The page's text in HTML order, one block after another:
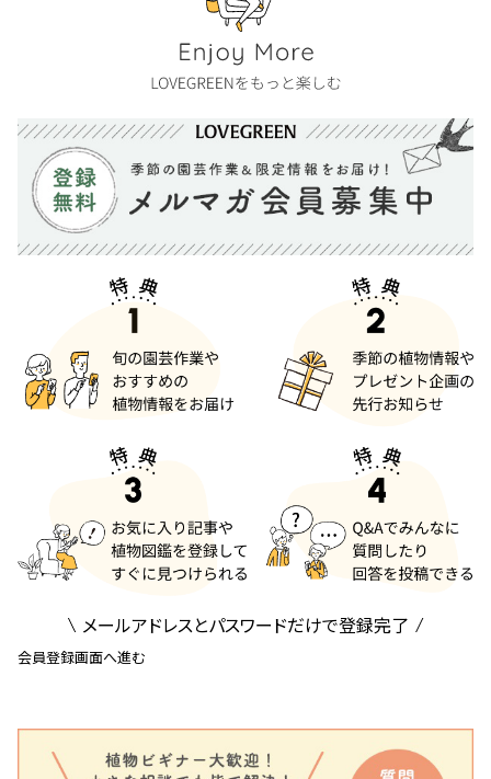
メールアドレスとパスワードだけで登録完了
会員登録画面へ進む